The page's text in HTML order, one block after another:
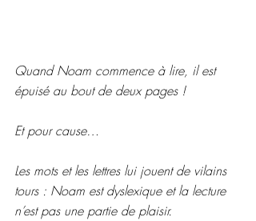
Quand Noam commence à lire, il est
épuisé au bout de deux pages !
Et pour cause…
Les mots et les lettres lui jouent de vilains
tours : Noam est dyslexique et la lecture
n’est pas une partie de plaisir.